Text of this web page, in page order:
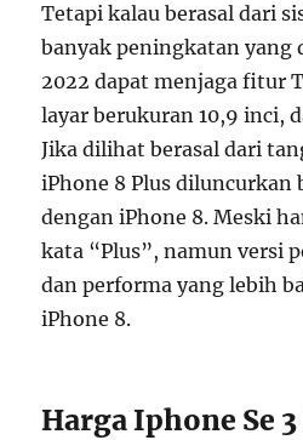
Tetapi kalau berasal dari
banyak peningkatan yang
2022 dapat menjaga fitur
layar berukuran 10,9 inci,
Jika dilihat berasal dari
iPhone 8 Plus diluncurkan
dengan iPhone 8. Meski
kata “Plus”, namun versi
dan performa yang lebih
iPhone 8.
Harga Iphone Se